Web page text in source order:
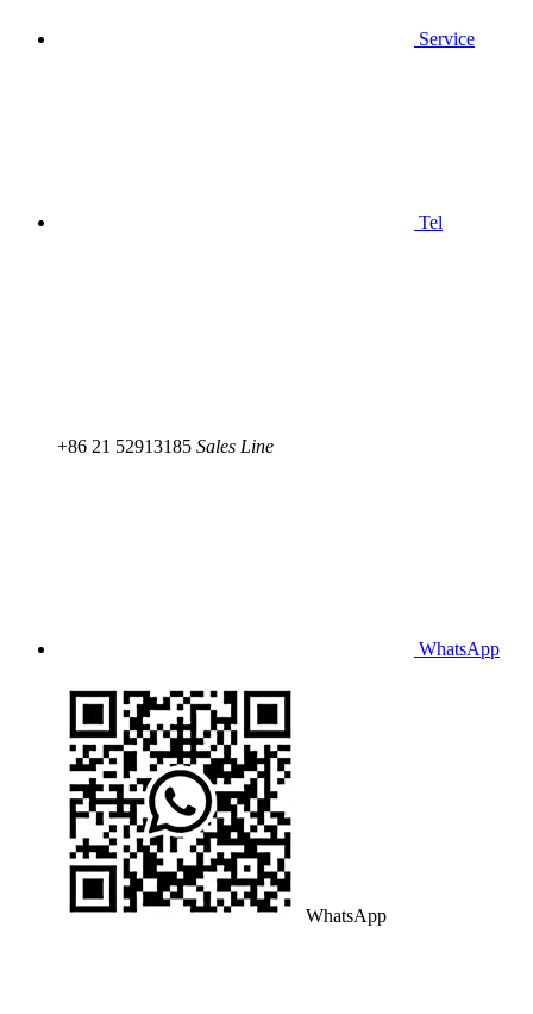
Service
Tel
+86 21 52913185 Sales Line
WhatsApp
WhatsApp